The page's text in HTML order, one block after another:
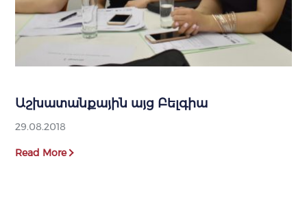
Աշխատանքային այց Բելգիա
29.08.2018
Read More